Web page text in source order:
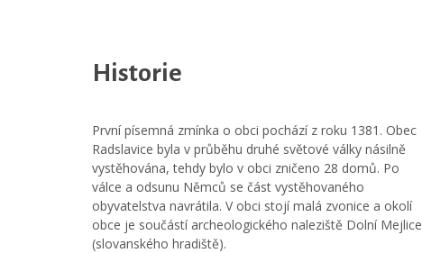
Historie
První písemná zmínka o obci pochází z roku 1381. Obec
Radslavice byla v průběhu druhé světové války násilně
vystěhována, tehdy bylo v obci zničeno 28 domů. Po
válce a odsunu Němců se část vystěhovaného
obyvatelstva navrátila. V obci stojí malá zvonice a okolí
obce je součástí archeologického naleziště Dolní Mejlice
(slovanského hradiště).